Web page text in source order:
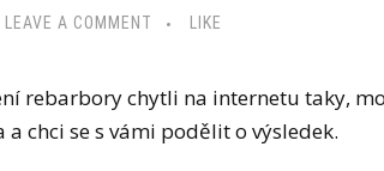
LEAVE A COMMENT LIKE
rebarbory chytli na internetu taky,
chci se s vámi podělit o výsledek.